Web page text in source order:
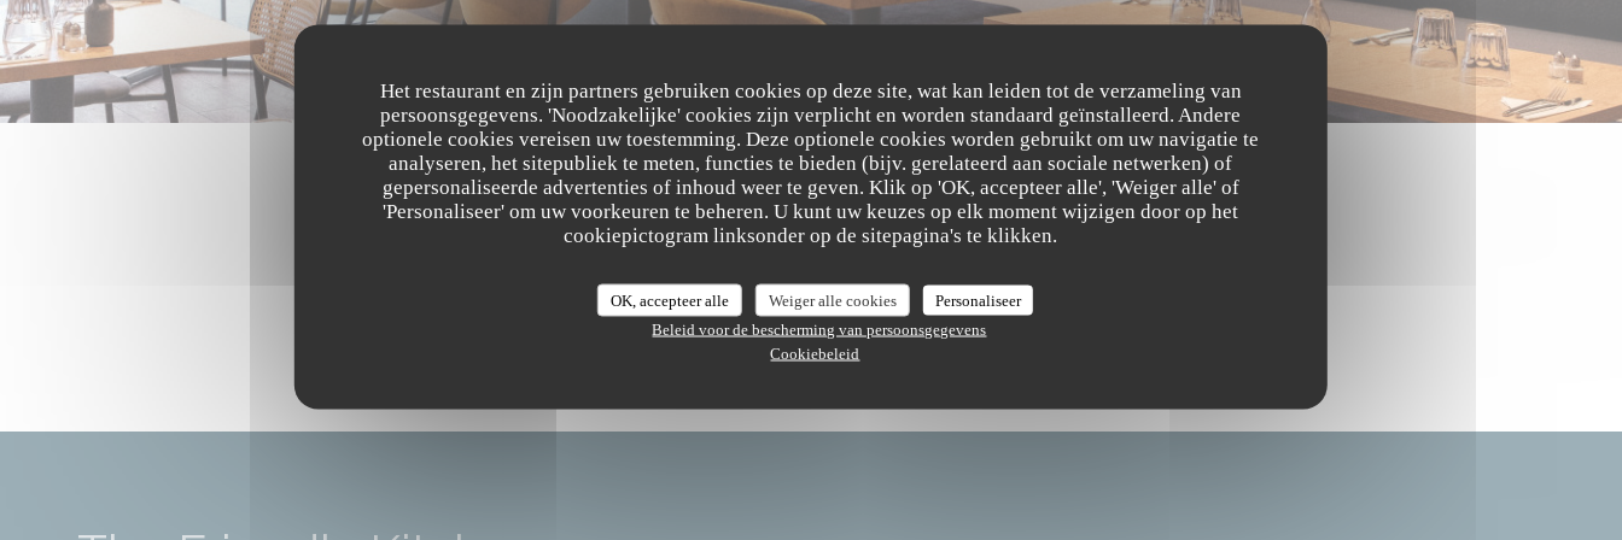
Het restaurant en zijn partners gebruiken cookies op deze site, wat kan leiden tot de verzameling van
persoonsgegevens. 'Noodzakelijke' cookies zijn verplicht en worden standaard geïnstalleerd. Andere
optionele cookies vereisen uw toestemming. Deze optionele cookies worden gebruikt om uw navigatie te
analyseren, het sitepubliek te meten, functies te bieden (bijv. gerelateerd aan sociale netwerken) of
gepersonaliseerde advertenties of inhoud weer te geven. Klik op 'OK, accepteer alle', 'Weiger alle' of
'Personaliseer' om uw voorkeuren te beheren. U kunt uw keuzes op elk moment wijzigen door op het
cookiepictogram linksonder op de sitepagina's te klikken.
OK, accepteer alle Weiger alle cookies
Personaliseer
Beleid voor de bescherming van persoonsgegevens
Cookiebeleid
The Friendly Kitchen